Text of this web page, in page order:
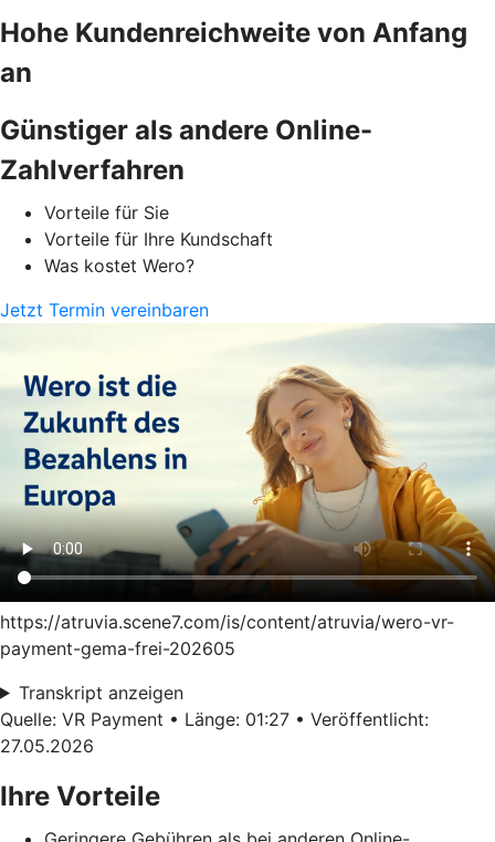
Hohe Kundenreichweite von Anfang
an
Günstiger als andere Online-
Zahlverfahren
Vorteile für Sie
Vorteile für Ihre Kundschaft
Was kostet Wero?
Jetzt Termin vereinbaren
https://atruvia.scene7.com/is/content/atruvia/wero-vr-
payment-gema-frei-202605
Transkript anzeigen
Quelle: VR Payment • Länge: 01:27 • Veröffentlicht:
27.05.2026
Ihre Vorteile